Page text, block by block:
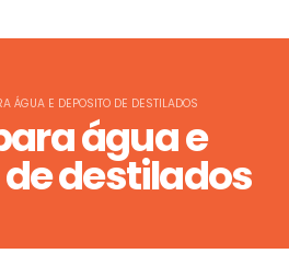
água e
destilados
ÁGUA E DEPOSITO DE DESTILADOS